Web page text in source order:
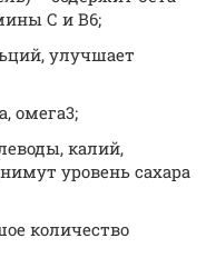
С и В6;
улучшает
омега3;
калий,
уровень сахара
количество